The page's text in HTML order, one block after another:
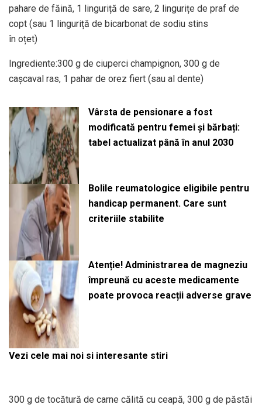
pahare de făină, 1 linguriță de sare, 2 lingurițe de praf de
copt (sau 1 linguriță de bicarbonat de sodiu stins
în oțet)
Ingrediente:300 g de ciuperci champignon, 300 g de
cașcaval ras, 1 pahar de orez fiert (sau al dente)
Vârsta de pensionare a fost
modificată pentru femei și bărbați:
tabel actualizat până în anul 2030
Bolile reumatologice eligibile pentru
handicap permanent. Care sunt
criteriile stabilite
Atenție! Administrarea de magneziu
împreună cu aceste medicamente
poate provoca reacții adverse grave
Vezi cele mai noi si interesante stiri
300 g de tocătură de carne călită cu ceapă, 300 g de păstăi